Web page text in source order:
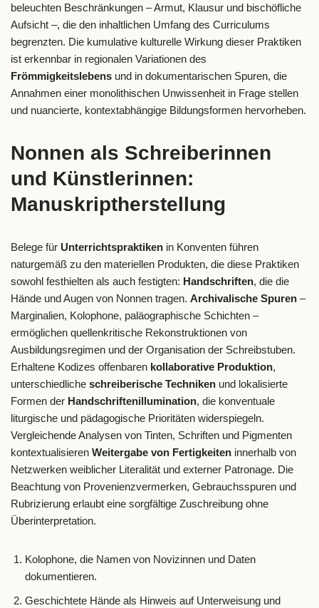
beleuchten Beschränkungen – Armut, Klausur und bischöfliche
Aufsicht –, die den inhaltlichen Umfang des Curriculums
begrenzten. Die kumulative kulturelle Wirkung dieser Praktiken
ist erkennbar in regionalen Variationen des
Frömmigkeitslebens und in dokumentarischen Spuren, die
Annahmen einer monolithischen Unwissenheit in Frage stellen
und nuancierte, kontextabhängige Bildungsformen hervorheben.
Nonnen als Schreiberinnen
und Künstlerinnen:
Manuskriptherstellung
Belege für Unterrichtspraktiken in Konventen führen
naturgemäß zu den materiellen Produkten, die diese Praktiken
sowohl festhielten als auch festigten: Handschriften, die die
Hände und Augen von Nonnen tragen. Archivalische Spuren –
Marginalien, Kolophone, paläographische Schichten –
ermöglichen quellenkritische Rekonstruktionen von
Ausbildungsregimen und der Organisation der Schreibstuben.
Erhaltene Kodizes offenbaren kollaborative Produktion,
unterschiedliche schreiberische Techniken und lokalisierte
Formen der Handschriftenillumination, die konventuale
liturgische und pädagogische Prioritäten widerspiegeln.
Vergleichende Analysen von Tinten, Schriften und Pigmenten
kontextualisieren Weitergabe von Fertigkeiten innerhalb von
Netzwerken weiblicher Literalität und externer Patronage. Die
Beachtung von Provenienzvermerken, Gebrauchsspuren und
Rubrizierung erlaubt eine sorgfältige Zuschreibung ohne
Überinterpretation.
Kolophone, die Namen von Novizinnen und Daten
dokumentieren.
Geschichtete Hände als Hinweis auf Unterweisung und